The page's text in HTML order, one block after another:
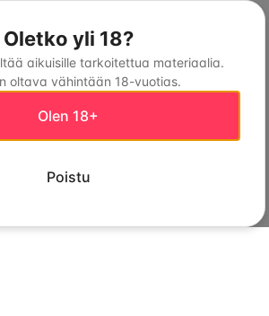
Oletko yli 18?
aikuisille tarkoitettua materiaalia.
oltava vähintään 18-vuotias.
Olen 18+
Poistu